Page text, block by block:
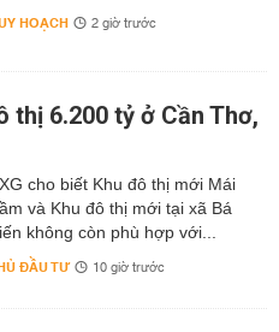
HOẠCH 2 giờ trước
thị 6.200 tỷ ở Cần Thơ,
cho biết Khu đô thị mới Mái
và Khu đô thị mới tại xã Bá
không còn phù hợp với...
ĐẦU TƯ 10 giờ trước